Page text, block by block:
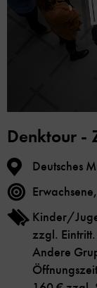
Denktour -
Deutsches
Kinder/
zzgl.
Andere